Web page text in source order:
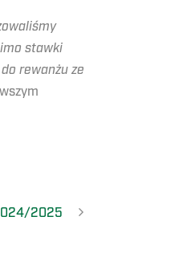
stawki
rewanżu ze
2025